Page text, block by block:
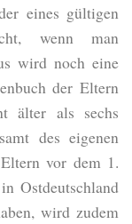
eines gültigen
wenn man
wird noch eine
der Eltern
älter als sechs
des eigenen
vor dem 1.
Ostdeutschland
wird zudem